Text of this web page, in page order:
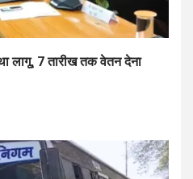
लागू, 7 तारीख तक वेतन देना